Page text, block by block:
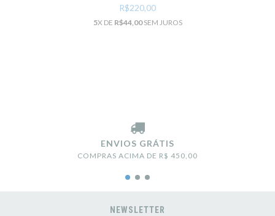
R$220,00
5X DE R$44,00SEM JUROS
ENVIOS GRÁTIS
COMPRAS ACIMA DE R$ 450,00
NEWSLETTER